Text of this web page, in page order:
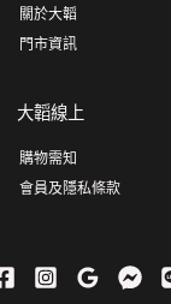
關於大韜
門市資訊
大韜線上
購物需知
會員及隱私條款